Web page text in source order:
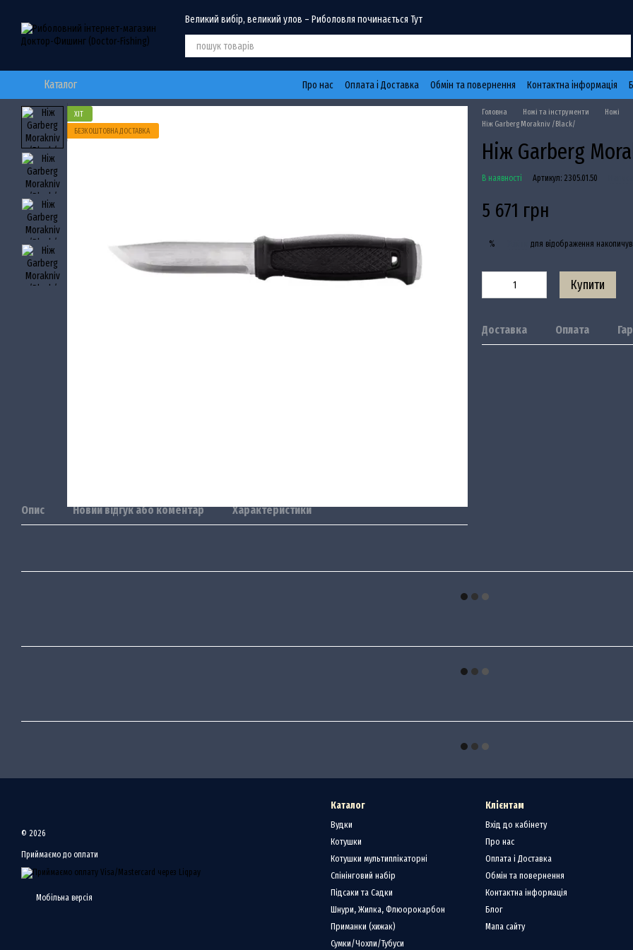
Великий вибір, великий улов – Риболовля починається Тут
Каталог Про нас Оплата і Доставка Обмін та повернення Контактна інформація
ХІТ
БЕЗКОШТОВНА ДОСТАВКА
Опис Новий відгук або коментар Характеристики
Головна Ножі та інструменти Ножі
Ніж Garberg Morakniv /Black/
Ніж Garberg
В наявності Артикул: 2305.01.50
5 671 грн
% для відображення
Купити
Доставка Оплата
© 2026
Приймаємо до оплати
Мобільна версія
Каталог
Вудки
Котушки
Котушки мультиплікаторні
Спінінговий набір
Підсаки та Садки
Шнури, Жилка, Флюорокарбон
Приманки (хижак)
Сумки/Чохли/Тубуси
Клієнтам
Вхід до кабінету
Про нас
Оплата і Доставка
Обмін та повернення
Контактна інформація
Блог
Мапа сайту